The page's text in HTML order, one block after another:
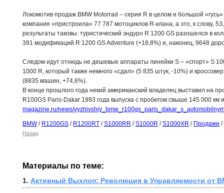
Локомотив продаж BMW Motorrad – серия R в целом и большой
компания «пристроила» 77 787 мотоциклов R-клана, а это, к слову,
результаты таковы: туристический эндуро R 1200 GS разошелся в
391 модификаций R 1200 GS Adventure (+18,8%) и, наконец, 9648
Следом идут отнюдь не дешевые аппараты линейки S – «спорт» S
1000 R, который также немного «сдал» (5 835 штук, -10%) и
(8835 машин, +74,6%).
В конце прошлого года некий американский владелец выставил на
R100GS Paris-Dakar 1993 года выпуска с пробегом свыше 145 000 км
magazine.ru/news/
BMW/ R1200GS / R1200RT /S1000RR /S1000R /S1000XR / Продажи /
Назад
Материалы по теме:
1. Активный Выхлоп: Революция в Управляемости от